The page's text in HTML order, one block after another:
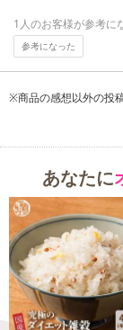
1人のお客様が参考に
参考になった
※商品の感想以外の投
あなたに